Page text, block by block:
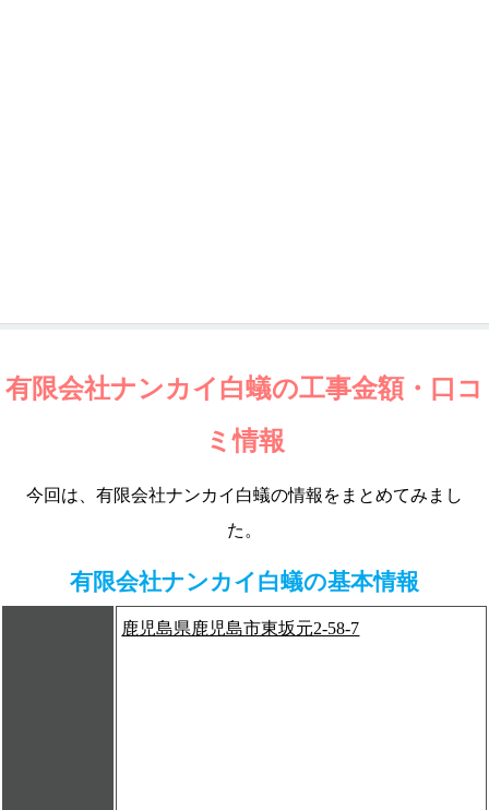
有限会社ナンカイ白蟻の工事金額・口コ
ミ情報
今回は、有限会社ナンカイ白蟻の情報をまとめてみまし
た。
有限会社ナンカイ白蟻の基本情報
鹿児島県鹿児島市東坂元2-58-7